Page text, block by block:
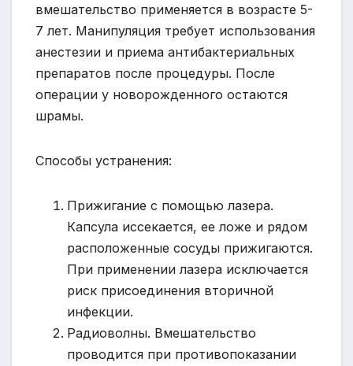
вмешательство применяется в возрасте 5-
7 лет. Манипуляция требует использования
анестезии и приема антибактериальных
препаратов после процедуры. После
операции у новорожденного остаются
шрамы.
Способы устранения:
Прижигание с помощью лазера.
Капсула иссекается, ее ложе и рядом
расположенные сосуды прижигаются.
При применении лазера исключается
риск присоединения вторичной
инфекции.
Радиоволны. Вмешательство
проводится при противопоказании